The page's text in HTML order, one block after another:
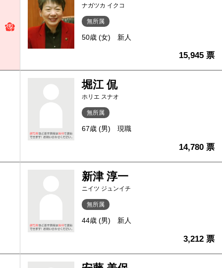
ナガツカ イクコ
無所属
50歳 (女) 新人
15,945 票
堀江 侃
ホリエ スナオ
無所属
67歳 (男) 現職
14,780 票
新津 淳一
ニイツ ジュンイチ
無所属
44歳 (男) 新人
3,212 票